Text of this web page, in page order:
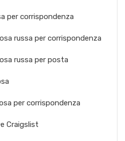
per corrispondenza
russa per corrispondenza
russa per posta
per corrispondenza
Craigslist